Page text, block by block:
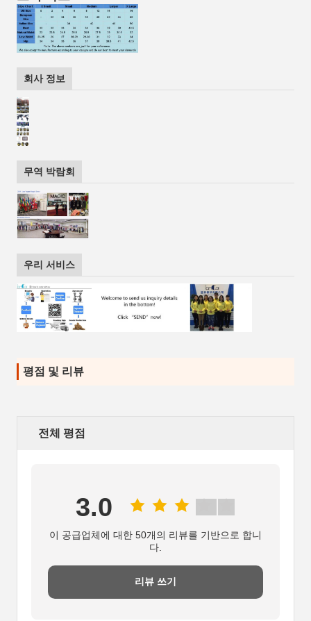
회사 정보
무역 박람회
우리 서비스
평점 및 리뷰
전체 평점
3.0
이 공급업체에 대한 50개의 리뷰를 기반으로 합니
다.
리뷰 쓰기